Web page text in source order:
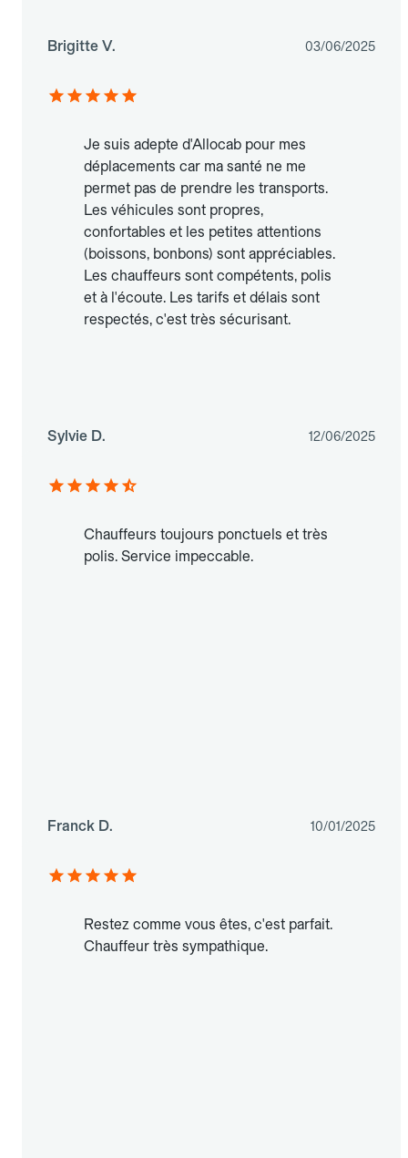
Brigitte V. 03/06/2025
Je suis adepte d'Allocab pour mes
déplacements car ma santé ne me
permet pas de prendre les transports.
Les véhicules sont propres,
confortables et les petites attentions
(boissons, bonbons) sont appréciables.
Les chauffeurs sont compétents, polis
et à l'écoute. Les tarifs et délais sont
respectés, c'est très sécurisant.
Sylvie D. 12/06/2025
Chauffeurs toujours ponctuels et très
polis. Service impeccable.
Franck D. 10/01/2025
Restez comme vous êtes, c'est parfait.
Chauffeur très sympathique.